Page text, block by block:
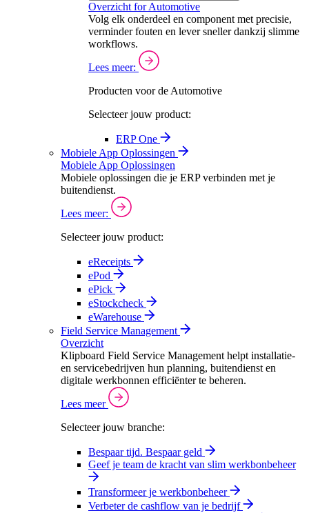
Overzicht for Automotive
Volg elk onderdeel en component met precisie,
verminder fouten en lever sneller dankzij slimme
workflows.
Lees meer:
Producten voor de Automotive
Selecteer jouw product:
ERP One
Mobiele App Oplossingen
Mobiele App Oplossingen
Mobiele oplossingen die je ERP verbinden met je
buitendienst.
Lees meer:
Selecteer jouw product:
eReceipts
ePod
ePick
eStockcheck
eWarehouse
Field Service Management
Overzicht
Klipboard Field Service Management helpt installatie-
en servicebedrijven hun planning, buitendienst en
digitale werkbonnen efficiënter te beheren.
Lees meer
Selecteer jouw branche:
Bespaar tijd. Bespaar geld
Geef je team de kracht van slim werkbonbeheer
Transformeer je werkbonbeheer
Verbeter de cashflow van je bedrijf